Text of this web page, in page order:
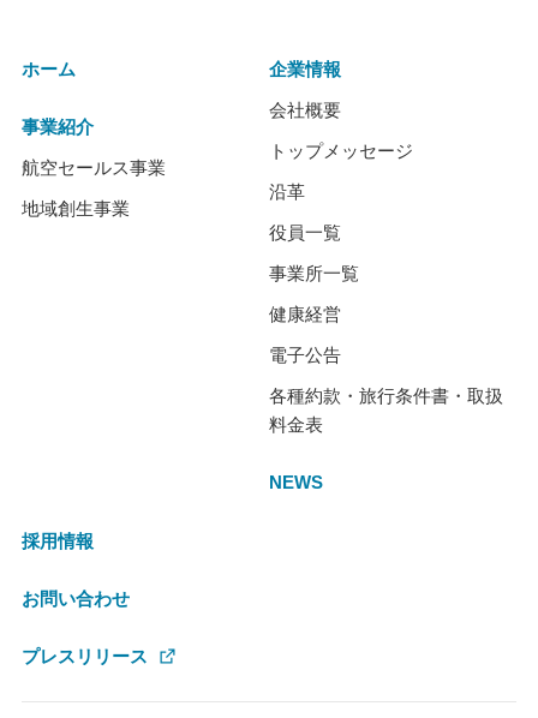
ホーム
事業紹介
航空セールス事業
地域創生事業
企業情報
会社概要
トップメッセージ
沿革
役員一覧
事業所一覧
健康経営
電子公告
各種約款・旅行条件書・取扱
料金表
NEWS
採用情報
お問い合わせ
プレスリリース